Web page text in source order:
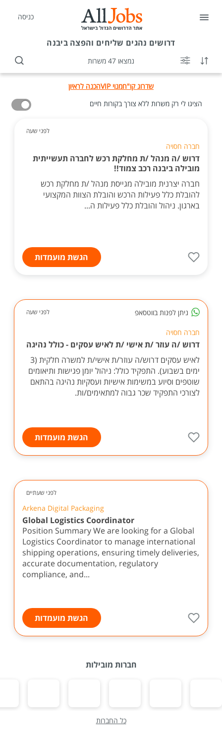
כניסה
דרושים נהגים שליחים והפצה ביבנה
נמצאו 47 משרות
שדרוג קו"חמנוי VIP
הכנה לראיון
הציגו לי רק משרות ללא צורך בקורות חיים
לפני שעה
חברה חסויה
דרוש /ה מנהל /ת מחלקת רכש לחברה תעשייתית
מובילה ביבנה רכב צמוד!!
חברה יצרנית מובילה מגייסת מנהל /ת מחלקת רכש
להובלת כלל פעילות הרכש והובלת הצוות המקצועי
בארגון. ניהול והובלת כלל פעילות ה...
הגשת מועמדות
ניתן לפנות בווטסאפ לפני שעה
חברה חסויה
דרוש /ה עוזר /ת אישי /ת לאיש עסקים - כולל נהיגה
לאיש עסקים דרוש/ה עוזר/ת אישי/ת למשרה חלקית (3
ימים בשבוע). התפקיד כולל: ניהול יומן פגישות ותיאומים
שוטפים וסיוע במשימות אישיות ועסקיות נהיגה בהתאם
לצורכי התפקיד שכר גבוה למתאימים/ות.
הגשת מועמדות
לפני שעתיים
Arkena Digital Packaging
Global Logistics Coordinator
Position Summary We are looking for a Global
Logistics Coordinator to manage international
shipping operations, ensuring timely deliveries,
accurate documentation, regulatory
compliance, and...
הגשת מועמדות
חברות מובילות
כל החברות